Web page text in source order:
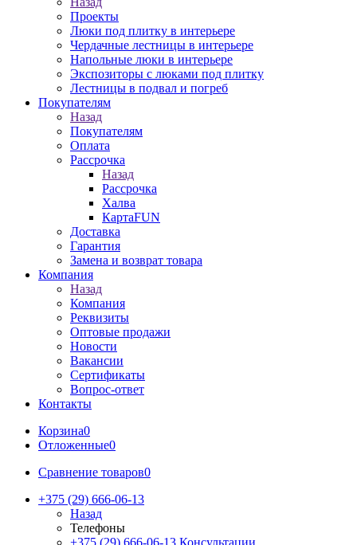
Проекты
Люки под плитку в интерьере
Чердачные лестницы в интерьере
Напольные люки в интерьере
Экспозиторы с люками под плитку
Лестницы в подвал и погреб
Покупателям
Назад
Покупателям
Оплата
Рассрочка
Назад
Рассрочка
Халва
КартаFUN
Доставка
Гарантия
Замена и возврат товара
Компания
Назад
Компания
Реквизиты
Оптовые продажи
Новости
Вакансии
Сертификаты
Вопрос-ответ
Контакты
Корзина0
Отложенные0
Сравнение товаров0
+375 (29) 666-06-13
Назад
Телефоны
+375 (29) 666-06-13 Консультации